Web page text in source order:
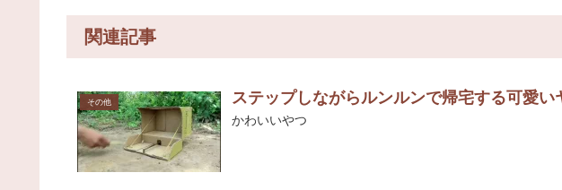
関連記事
その他 ステップしながらルンルンで帰宅する可愛い
かわいいやつ